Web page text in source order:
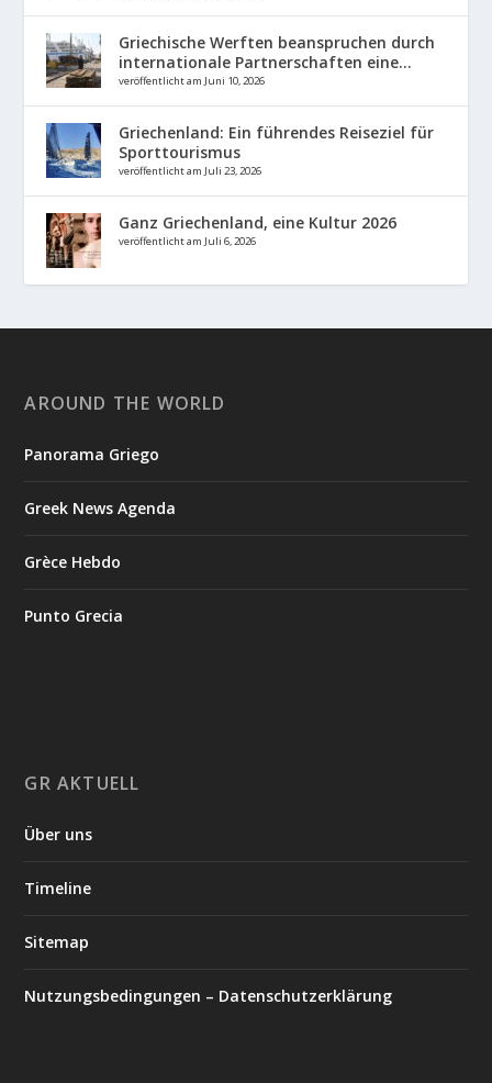
Griechische Werften beanspruchen durch
internationale Partnerschaften eine...
veröffentlicht am Juni 10, 2026
Griechenland: Ein führendes Reiseziel für
Sporttourismus
veröffentlicht am Juli 23, 2026
Ganz Griechenland, eine Kultur 2026
veröffentlicht am Juli 6, 2026
AROUND THE WORLD
Panorama Griego
Greek News Agenda
Grèce Hebdo
Punto Grecia
GR AKTUELL
Über uns
Timeline
Sitemap
Nutzungsbedingungen – Datenschutzerklärung